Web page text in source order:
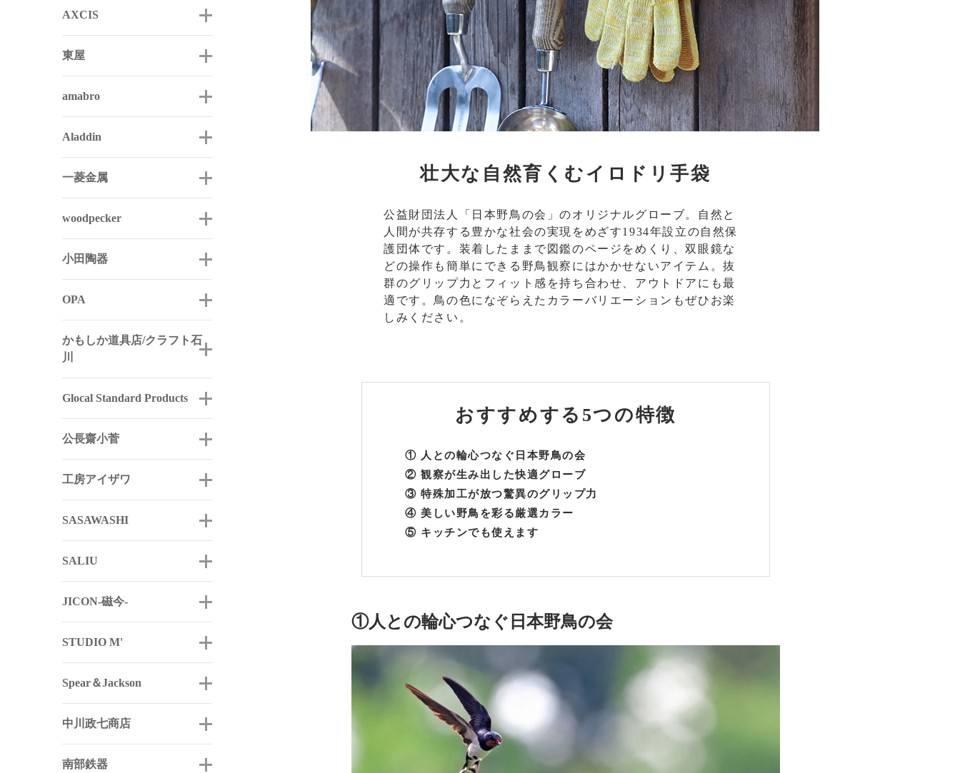
AXCIS
東屋
amabro
Aladdin
一菱金属
woodpecker
小田陶器
OPA
かもしか道具店/クラフト石
川
Glocal Standard Products
公長齋小菅
工房アイザワ
SASAWASHI
SALIU
JICON-磁今-
STUDIO M'
Spear＆Jackson
中川政七商店
南部鉄器
壮大な自然育くむイロドリ手袋
公益財団法人「日本野鳥の会」のオリジナルグローブ。自然と
人間が共存する豊かな社会の実現をめざす1934年設立の自然保
護団体です。装着したままで図鑑のページをめくり、双眼鏡な
どの操作も簡単にできる野鳥観察にはかかせないアイテム。抜
群のグリップ力とフィット感を持ち合わせ、アウトドアにも最
適です。鳥の色になぞらえたカラーバリエーションもぜひお楽
しみください。
おすすめする 5つの特徴
① 人との輪心つなぐ日本野鳥の会
② 観察が生み出した快適グローブ
③ 特殊加工が放つ驚異のグリップ力
④ 美しい野鳥を彩る厳選カラー
⑤ キッチンでも使えます
①人との輪心つなぐ日本野鳥の会